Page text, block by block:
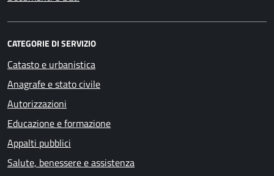
CATEGORIE DI SERVIZIO
Catasto e urbanistica
Anagrafe e stato civile
Autorizzazioni
Educazione e formazione
Appalti pubblici
Salute, benessere e assistenza